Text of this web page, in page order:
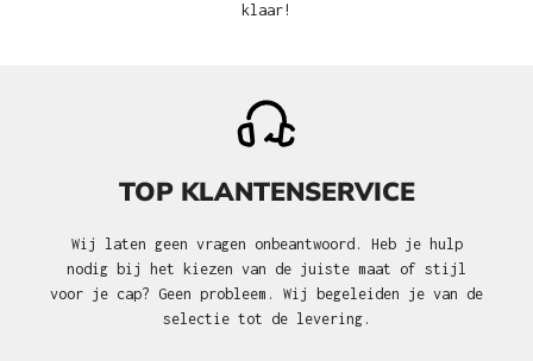
klaar!
TOP KLANTENSERVICE
Wij laten geen vragen onbeantwoord. Heb je hulp
nodig bij het kiezen van de juiste maat of stijl
voor je cap? Geen probleem. Wij begeleiden je van de
selectie tot de levering.